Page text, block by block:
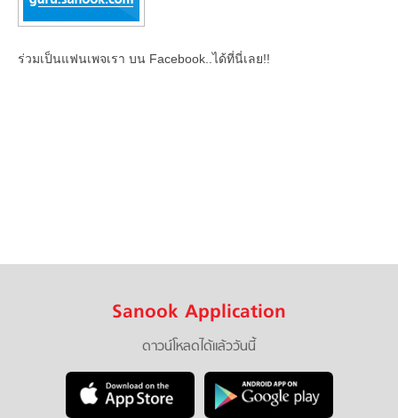
ร่วมเป็นแฟนเพจเรา บน Facebook..ได้ที่นี่เลย!!
Sanook Application
ดาวน์โหลดได้แล้ววันนี้